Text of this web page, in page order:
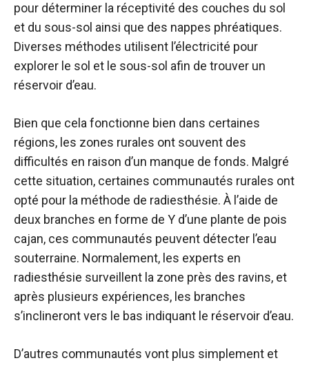
pour déterminer la réceptivité des couches du sol
et du sous-sol ainsi que des nappes phréatiques.
Diverses méthodes utilisent l’électricité pour
explorer le sol et le sous-sol afin de trouver un
réservoir d’eau.
Bien que cela fonctionne bien dans certaines
régions, les zones rurales ont souvent des
difficultés en raison d’un manque de fonds. Malgré
cette situation, certaines communautés rurales ont
opté pour la méthode de radiesthésie. À l’aide de
deux branches en forme de Y d’une plante de pois
cajan, ces communautés peuvent détecter l’eau
souterraine. Normalement, les experts en
radiesthésie surveillent la zone près des ravins, et
après plusieurs expériences, les branches
s’inclineront vers le bas indiquant le réservoir d’eau.
D’autres communautés vont plus simplement et